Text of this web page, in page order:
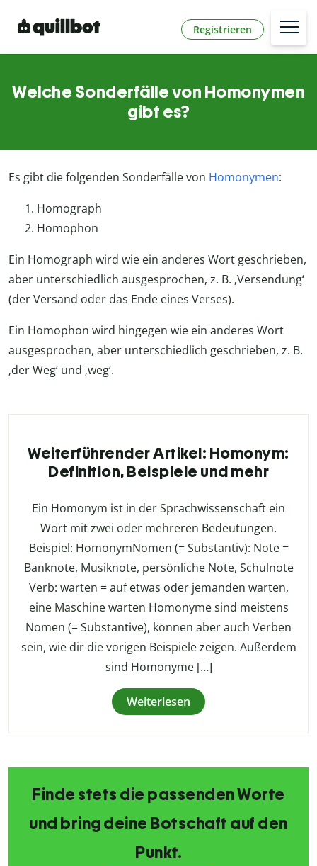
Registrieren
Welche Sonderfälle von Homonymen
gibt es?
Es gibt die folgenden Sonderfälle von Homonymen:
Homograph
Homophon
Ein Homograph wird wie ein anderes Wort geschrieben,
aber unterschiedlich ausgesprochen, z. B. ‚Versendung‘
(der Versand oder das Ende eines Verses).
Ein Homophon wird hingegen wie ein anderes Wort
ausgesprochen, aber unterschiedlich geschrieben, z. B.
‚der Weg‘ und ‚weg‘.
Weiterführender Artikel: Homonym:
Definition, Beispiele und mehr
Ein Homonym ist in der Sprachwissenschaft ein
Wort mit zwei oder mehreren Bedeutungen.
Beispiel: HomonymNomen (= Substantiv): Note =
Banknote, Musiknote, persönliche Note, Schulnote
Verb: warten = auf etwas oder jemanden warten,
eine Maschine warten Homonyme sind meistens
Nomen (= Substantive), können aber auch Verben
sein, wie dir die vorigen Beispiele zeigen. Außerdem
sind Homonyme […]
Weiterlesen
Finde stets die passenden Worte
und bring deine Botschaft auf den
Punkt.